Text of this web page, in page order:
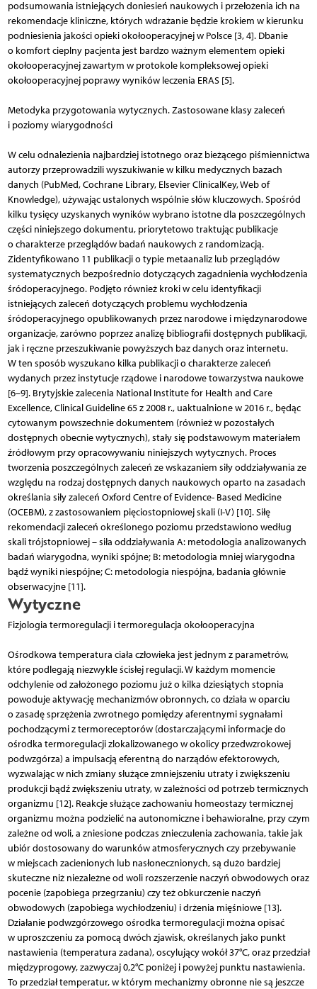
podsumowania istniejących doniesień naukowych i przełożenia ich na
rekomendacje kliniczne, których wdrażanie będzie krokiem w kierunku
podniesienia jakości opieki okołooperacyjnej w Polsce [3, 4]. Dbanie
o komfort cieplny pacjenta jest bardzo ważnym elementem opieki
okołooperacyjnej zawartym w protokole kompleksowej opieki
okołooperacyjnej poprawy wyników leczenia ERAS [5].
Metodyka przygotowania wytycznych. Zastosowane klasy zaleceń
i poziomy wiarygodności
W celu odnalezienia najbardziej istotnego oraz bieżącego piśmiennictwa
autorzy przeprowadzili wyszukiwanie w kilku medycznych bazach
danych (PubMed, Cochrane Library, Elsevier ClinicalKey, Web of
Knowledge), używając ustalonych wspólnie słów kluczowych. Spośród
kilku tysięcy uzyskanych wyników wybrano istotne dla poszczególnych
części niniejszego dokumentu, priorytetowo traktując publikacje
o charakterze przeglądów badań naukowych z randomizacją.
Zidentyfikowano 11 publikacji o typie metaanaliz lub przeglądów
systematycznych bezpośrednio dotyczących zagadnienia wychłodzenia
śródoperacyjnego. Podjęto również kroki w celu identyfikacji
istniejących zaleceń dotyczących problemu wychłodzenia
śródoperacyjnego opublikowanych przez narodowe i międzynarodowe
organizacje, zarówno poprzez analizę bibliografii dostępnych publikacji,
jak i ręczne przeszukiwanie powyższych baz danych oraz internetu.
W ten sposób wyszukano kilka publikacji o charakterze zaleceń
wydanych przez instytucje rządowe i narodowe towarzystwa naukowe
[6–9]. Brytyjskie zalecenia National Institute for Health and Care
Excellence, Clinical Guideline 65 z 2008 r., uaktualnione w 2016 r., będąc
cytowanym powszechnie dokumentem (również w pozostałych
dostępnych obecnie wytycznych), stały się podstawowym materiałem
źródłowym przy opracowywaniu niniejszych wytycznych. Proces
tworzenia poszczególnych zaleceń ze wskazaniem siły oddziaływania ze
względu na rodzaj dostępnych danych naukowych oparto na zasadach
określania siły zaleceń Oxford Centre of Evidence- Based Medicine
(OCEBM), z zastosowaniem pięciostopniowej skali (I-V) [10]. Siłę
rekomendacji zaleceń określonego poziomu przedstawiono według
skali trójstopniowej – siła oddziaływania A: metodologia analizowanych
badań wiarygodna, wyniki spójne; B: metodologia mniej wiarygodna
bądź wyniki niespójne; C: metodologia niespójna, badania głównie
obserwacyjne [11].
Wytyczne
Fizjologia termoregulacji i termoregulacja okołooperacyjna
Ośrodkowa temperatura ciała człowieka jest jednym z parametrów,
które podlegają niezwykle ścisłej regulacji. W każdym momencie
odchylenie od założonego poziomu już o kilka dziesiątych stopnia
powoduje aktywację mechanizmów obronnych, co działa w oparciu
o zasadę sprzężenia zwrotnego pomiędzy aferentnymi sygnałami
pochodzącymi z termoreceptorów (dostarczającymi informacje do
ośrodka termoregulacji zlokalizowanego w okolicy przedwzrokowej
podwzgórza) a impulsacją eferentną do narządów efektorowych,
wyzwalając w nich zmiany służące zmniejszeniu utraty i zwiększeniu
produkcji bądź zwiększeniu utraty, w zależności od potrzeb termicznych
organizmu [12]. Reakcje służące zachowaniu homeostazy termicznej
organizmu można podzielić na autonomiczne i behawioralne, przy czym
zależne od woli, a zniesione podczas znieczulenia zachowania, takie jak
ubiór dostosowany do warunków atmosferycznych czy przebywanie
w miejscach zacienionych lub nasłonecznionych, są dużo bardziej
skuteczne niż niezależne od woli rozszerzenie naczyń obwodowych oraz
pocenie (zapobiega przegrzaniu) czy też obkurczenie naczyń
obwodowych (zapobiega wychłodzeniu) i drżenia mięśniowe [13].
Działanie podwzgórzowego ośrodka termoregulacji można opisać
w uproszczeniu za pomocą dwóch zjawisk, określanych jako punkt
nastawienia (temperatura zadana), oscylujący wokół 37°C, oraz przedział
międzyprogowy, zazwyczaj 0,2°C poniżej i powyżej punktu nastawienia.
To przedział temperatur, w którym mechanizmy obronne nie są jeszcze